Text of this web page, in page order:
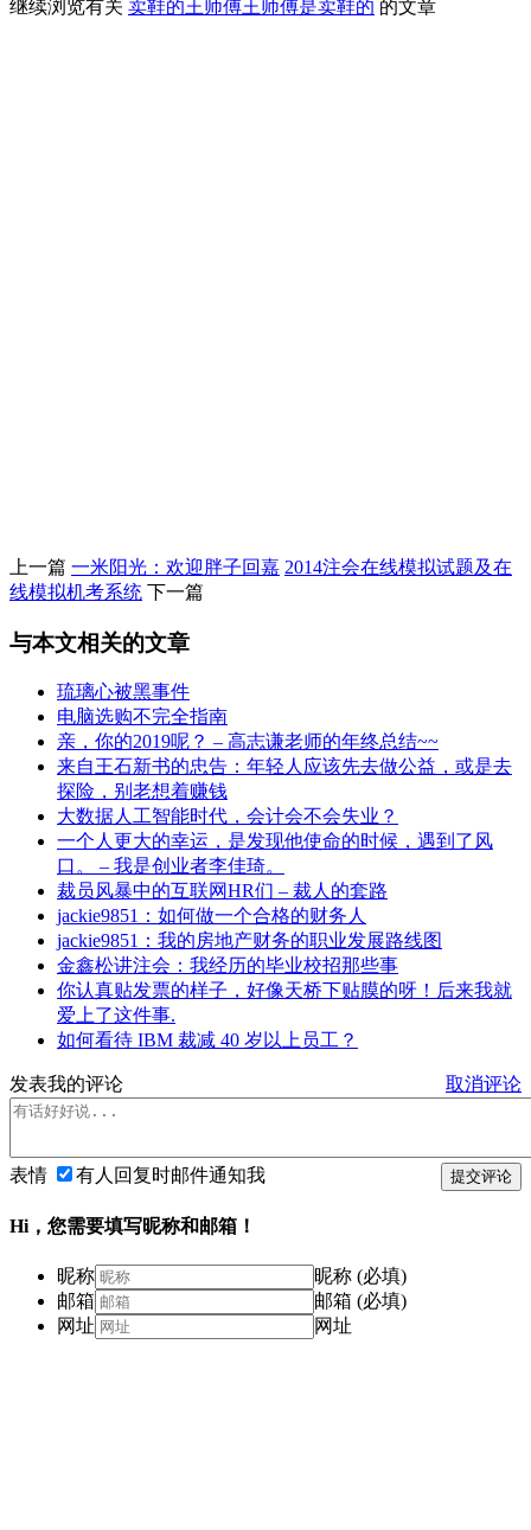
继续浏览有关 卖鞋的王师傅王师傅是卖鞋的 的文章
上一篇 一米阳光：欢迎胖子回嘉 2014注会在线模拟试题及在
线模拟机考系统 下一篇
与本文相关的文章
琉璃心被黑事件
电脑选购不完全指南
亲，你的2019呢？ – 高志谦老师的年终总结~~
来自王石新书的忠告：年轻人应该先去做公益，或是去
探险，别老想着赚钱
大数据人工智能时代，会计会不会失业？
一个人更大的幸运，是发现他使命的时候，遇到了风
口。 – 我是创业者李佳琦。
裁员风暴中的互联网HR们 – 裁人的套路
jackie9851：如何做一个合格的财务人
jackie9851：我的房地产财务的职业发展路线图
金鑫松讲注会：我经历的毕业校招那些事
你认真贴发票的样子，好像天桥下贴膜的呀！后来我就
爱上了这件事.
如何看待 IBM 裁减 40 岁以上员工？
发表我的评论 取消评论
提交评论
表情 有人回复时邮件通知我
Hi，您需要填写昵称和邮箱！
昵称
昵称 (必填)
邮箱
邮箱 (必填)
网址
网址